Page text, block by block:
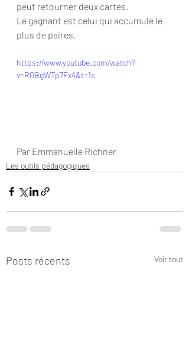
peut retourner deux cartes.
Le gagnant est celui qui accumule le
plus de paires.
https://www.youtube.com/watch?
v=R0BgWTp7Fx4&t=1s
Par Emmanuelle Richner
Les outils pédagogiques
Posts récents Voir tout